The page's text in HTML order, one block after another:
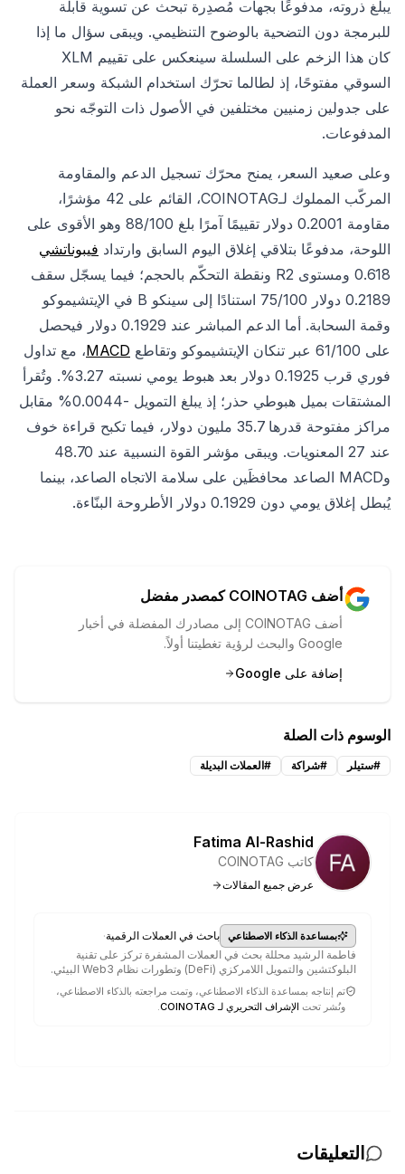
يبلغ ذروته، مدفوعًا بجهات مُصدِرة تبحث عن تسوية قابلة
للبرمجة دون التضحية بالوضوح التنظيمي. ويبقى سؤال ما إذا
كان هذا الزخم على السلسلة سينعكس على تقييم XLM
السوقي مفتوحًا، إذ لطالما تحرّك استخدام الشبكة وسعر العملة
على جدولين زمنيين مختلفين في الأصول ذات التوجّه نحو
المدفوعات.
وعلى صعيد السعر، يمنح محرّك تسجيل الدعم والمقاومة
المركّب المملوك لـCOINOTAG، القائم على 42 مؤشرًا،
مقاومة 0.2001 دولار تقييمًا آمرًا بلغ 88/100 وهو الأقوى على
اللوحة، مدفوعًا بتلاقي إغلاق اليوم السابق وارتداد فيبوناتشي
0.618 ومستوى R2 ونقطة التحكّم بالحجم؛ فيما يسجّل سقف
0.2189 دولار 75/100 استنادًا إلى سينكو B في الإيتشيموكو
وقمة السحابة. أما الدعم المباشر عند 0.1929 دولار فيحصل
على 61/100 عبر تنكان الإيتشيموكو وتقاطع
MACD، مع تداول
فوري قرب 0.1925 دولار بعد هبوط يومي نسبته 3.27%. وتُقرأ
المشتقات بميل هبوطي حذر؛ إذ يبلغ التمويل -0.0044% مقابل
مراكز مفتوحة قدرها 35.7 مليون دولار، فيما تكبح قراءة خوف
عند 27 المعنويات. ويبقى مؤشر القوة النسبية عند 48.70
وMACD الصاعد محافظَين على سلامة الاتجاه الصاعد، بينما
يُبطل إغلاق يومي دون 0.1929 دولار الأطروحة البنّاءة.
أضف COINOTAG كمصدر مفضل
أضف COINOTAG إلى مصادرك المفضلة في أخبار
Google والبحث لرؤية تغطيتنا أولاً.
إضافة على Google
الوسوم ذات الصلة
#ستيلر #شراكة #العملات البديلة
Fatima Al-Rashid
كاتب COINOTAG
عرض جميع المقالات
بمساعدة الذكاء الاصطناعي باحث في العملات الرقمية·
فاطمة الرشيد محللة بحث في العملات المشفرة تركز على تقنية
البلوكتشين والتمويل اللامركزي (DeFi) وتطورات نظام Web3 البيئي.
تم إنتاجه بمساعدة الذكاء الاصطناعي، وتمت مراجعته بالذكاء الاصطناعي،
ونُشر تحت الإشراف التحريري لـ COINOTAG .
التعليقات